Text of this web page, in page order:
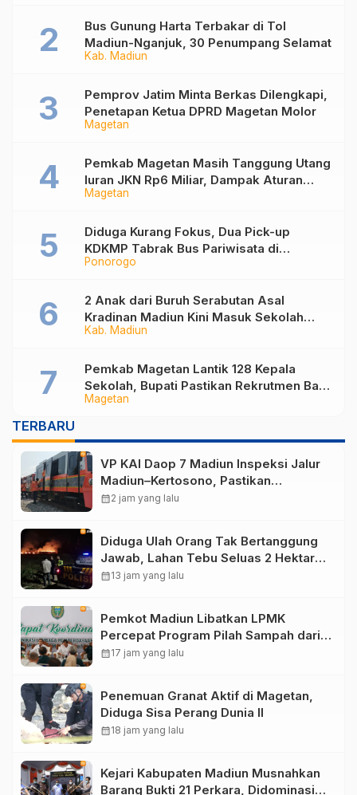
Kab. Madiun
Bus Gunung Harta Terbakar di Tol
Madiun-Nganjuk, 30 Penumpang Selamat
Magetan
Pemprov Jatim Minta Berkas Dilengkapi,
Penetapan Ketua DPRD Magetan Molor
Magetan
Pemkab Magetan Masih Tanggung Utang
Iuran JKN Rp6 Miliar, Dampak Aturan
Berlaku Surut dan Tekanan Fiskal
Ponorogo
Diduga Kurang Fokus, Dua Pick-up
KDKMP Tabrak Bus Pariwisata di
Sukorejo Ponorogo
Kab. Madiun
2 Anak dari Buruh Serabutan Asal
Kradinan Madiun Kini Masuk Sekolah
Rakyat
Magetan
Pemkab Magetan Lantik 128 Kepala
Sekolah, Bupati Pastikan Rekrutmen Baru
Segera Dibuka untuk Isi Jabatan yang
TERBARU
VP KAI Daop 7 Madiun Inspeksi Jalur
Madiun–Kertosono, Pastikan
Keselamatan Perjalanan Kereta Tetap
calendar_month2 jam yang lalu
Diduga Ulah Orang Tak Bertanggung
Jawab, Lahan Tebu Seluas 2 Hektare
di Plunturan Ponorogo Terbakar
calendar_month13 jam yang lalu
Pemkot Madiun Libatkan LPMK
Percepat Program Pilah Sampah dari
Rumah, TPA Winongo Butuh
calendar_month17 jam yang lalu
Penemuan Granat Aktif di Magetan,
Diduga Sisa Perang Dunia II
calendar_month18 jam yang lalu
Kejari Kabupaten Madiun Musnahkan
Barang Bukti 21 Perkara, Didominasi